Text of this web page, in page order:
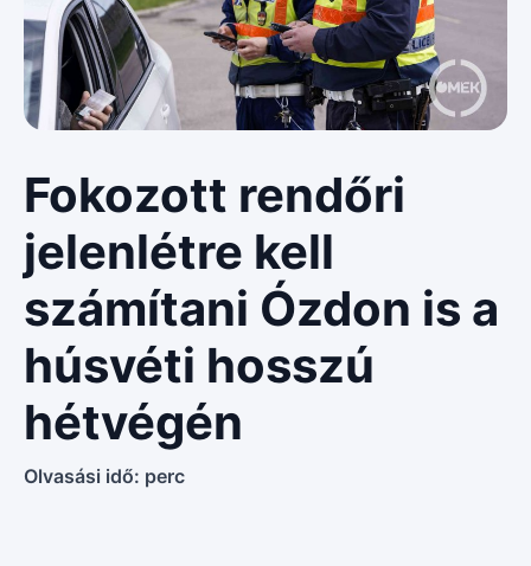
Fokozott rendőri
jelenlétre kell
számítani Ózdon is a
húsvéti hosszú
hétvégén
Olvasási idő: perc